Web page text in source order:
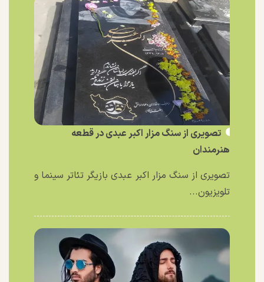
تصویری از سنگ مزار اکبر عبدی در قطعه
هنرمندان
تصویری از سنگ مزار اکبر عبدی بازیگر تئاتر سینما و
تلویزیون...